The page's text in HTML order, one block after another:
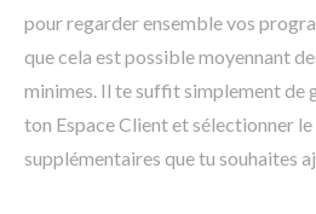
pour regarder ensemble vos
que cela est possible moyennant
minimes. Il te suffit simplement de
ton Espace Client et sélectionner
supplémentaires que tu souhaites